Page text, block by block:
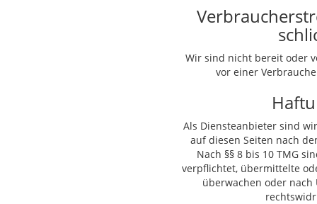
Wir sind nicht bereit oder
vor einer
Als Diensteanbieter sind
auf diesen Seiten nach
Nach §§ 8 bis 10 TMG
verpflichtet, übermittelte
überwachen oder